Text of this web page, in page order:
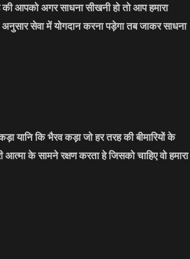
आपको अगर साधना सीखनी हो तो आप हमारा
सेवा में योगदान करना पड़ेगा तब जाकर साधना
यानि कि भैरव कड़ा जो हर तरह की बीमारियों के
के सामने रक्षण करता हे जिसको चाहिए वो हमारा